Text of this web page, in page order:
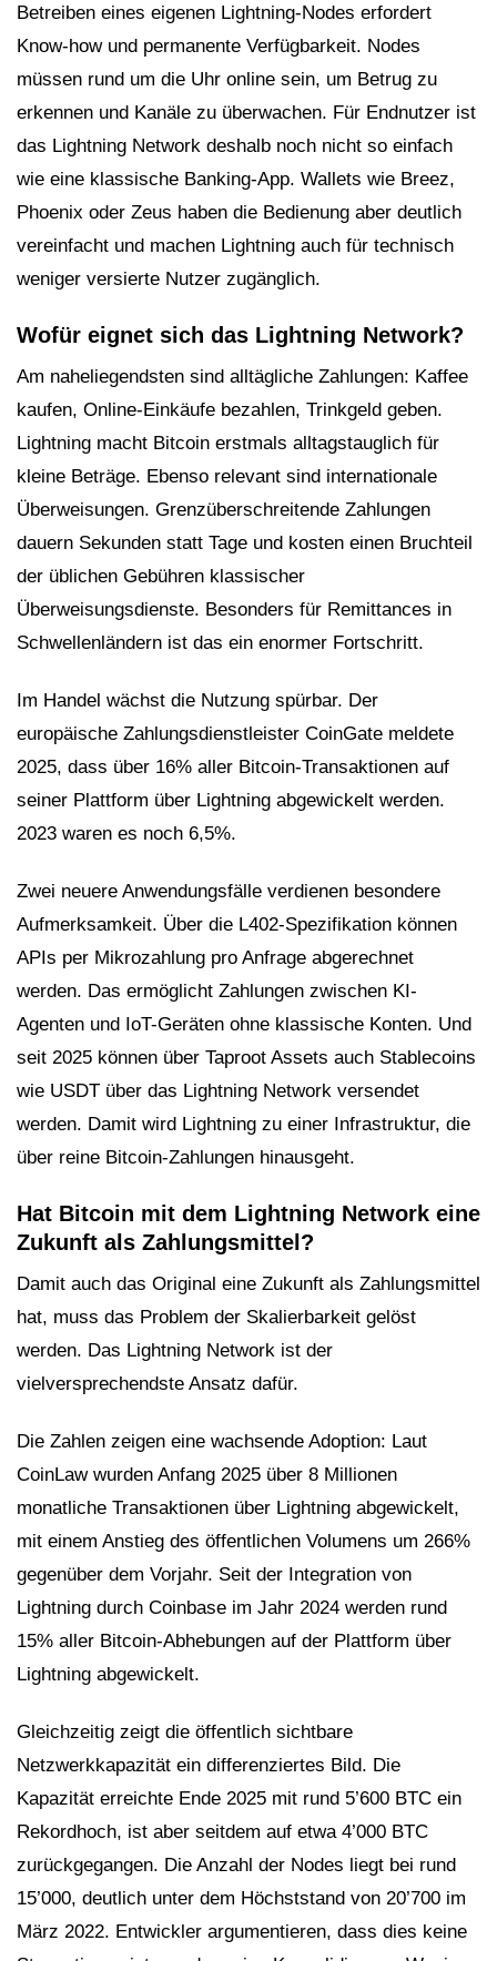
Betreiben eines eigenen Lightning-Nodes erfordert
Know-how und permanente Verfügbarkeit. Nodes
müssen rund um die Uhr online sein, um Betrug zu
erkennen und Kanäle zu überwachen. Für Endnutzer ist
das Lightning Network deshalb noch nicht so einfach
wie eine klassische Banking-App. Wallets wie Breez,
Phoenix oder Zeus haben die Bedienung aber deutlich
vereinfacht und machen Lightning auch für technisch
weniger versierte Nutzer zugänglich.
Wofür eignet sich das Lightning Network?
Am naheliegendsten sind alltägliche Zahlungen: Kaffee
kaufen, Online-Einkäufe bezahlen, Trinkgeld geben.
Lightning macht Bitcoin erstmals alltagstauglich für
kleine Beträge. Ebenso relevant sind internationale
Überweisungen. Grenzüberschreitende Zahlungen
dauern Sekunden statt Tage und kosten einen Bruchteil
der üblichen Gebühren klassischer
Überweisungsdienste. Besonders für Remittances in
Schwellenländern ist das ein enormer Fortschritt.
Im Handel wächst die Nutzung spürbar. Der
europäische Zahlungsdienstleister CoinGate meldete
2025, dass über 16% aller Bitcoin-Transaktionen auf
seiner Plattform über Lightning abgewickelt werden.
2023 waren es noch 6,5%.
Zwei neuere Anwendungsfälle verdienen besondere
Aufmerksamkeit. Über die L402-Spezifikation können
APIs per Mikrozahlung pro Anfrage abgerechnet
werden. Das ermöglicht Zahlungen zwischen KI-
Agenten und IoT-Geräten ohne klassische Konten. Und
seit 2025 können über Taproot Assets auch Stablecoins
wie USDT über das Lightning Network versendet
werden. Damit wird Lightning zu einer Infrastruktur, die
über reine Bitcoin-Zahlungen hinausgeht.
Hat Bitcoin mit dem Lightning Network eine
Zukunft als Zahlungsmittel?
Damit auch das Original eine Zukunft als Zahlungsmittel
hat, muss das Problem der Skalierbarkeit gelöst
werden. Das Lightning Network ist der
vielversprechendste Ansatz dafür.
Die Zahlen zeigen eine wachsende Adoption: Laut
CoinLaw wurden Anfang 2025 über 8 Millionen
monatliche Transaktionen über Lightning abgewickelt,
mit einem Anstieg des öffentlichen Volumens um 266%
gegenüber dem Vorjahr. Seit der Integration von
Lightning durch Coinbase im Jahr 2024 werden rund
15% aller Bitcoin-Abhebungen auf der Plattform über
Lightning abgewickelt.
Gleichzeitig zeigt die öffentlich sichtbare
Netzwerkkapazität ein differenziertes Bild. Die
Kapazität erreichte Ende 2025 mit rund 5’600 BTC ein
Rekordhoch, ist aber seitdem auf etwa 4’000 BTC
zurückgegangen. Die Anzahl der Nodes liegt bei rund
15’000, deutlich unter dem Höchststand von 20’700 im
März 2022. Entwickler argumentieren, dass dies keine